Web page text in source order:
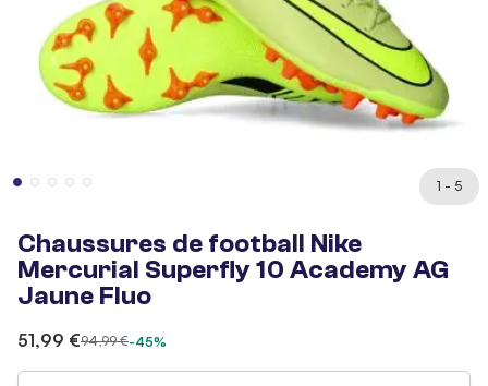
1 - 5
Chaussures de football Nike
Mercurial Superfly 10 Academy AG
Jaune Fluo
51,99 €94,99 €-45%